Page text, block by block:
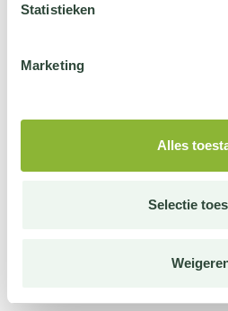
Statistieken
Marketing
Alles
Selectie